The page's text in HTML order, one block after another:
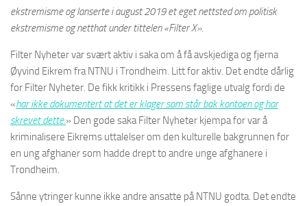
ekstremismeog lanserte i august 2019 et eget nettsted om politisk
ekstremisme og netthat under tittelen «Filter X».
Filter Nyheter var svært aktiv i saka om å få avskjediga og fjerna
Øyvind Eikrem fra NTNU i Trondheim. Litt for aktiv. Det endte dårlig
for Filter Nyheter. De fikk kritikk i Pressens faglige utvalg fordi de
«har ikke dokumentert at det er klager som står bak kontoen og har
skrevet dette.» Den gode saka Filter Nyheter kjempa for var å
kriminalisere Eikrems uttalelser om den kulturelle bakgrunnen for
en ung afghaner som hadde drept to andre unge afghanere i
Trondheim.
Sånne ytringer kunne ikke andre ansatte på NTNU godta. Det endte